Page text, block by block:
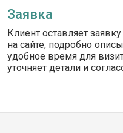
Заявка
Клиент оставляет
на сайте, подробно
удобное время для
уточняет детали и